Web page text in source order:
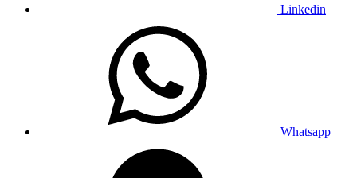
Linkedin
Whatsapp